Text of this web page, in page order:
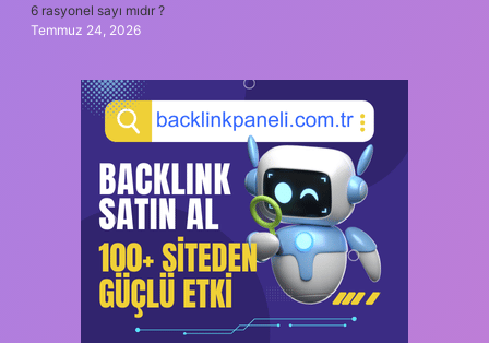
6 rasyonel sayı mıdır ?
Temmuz 24, 2026